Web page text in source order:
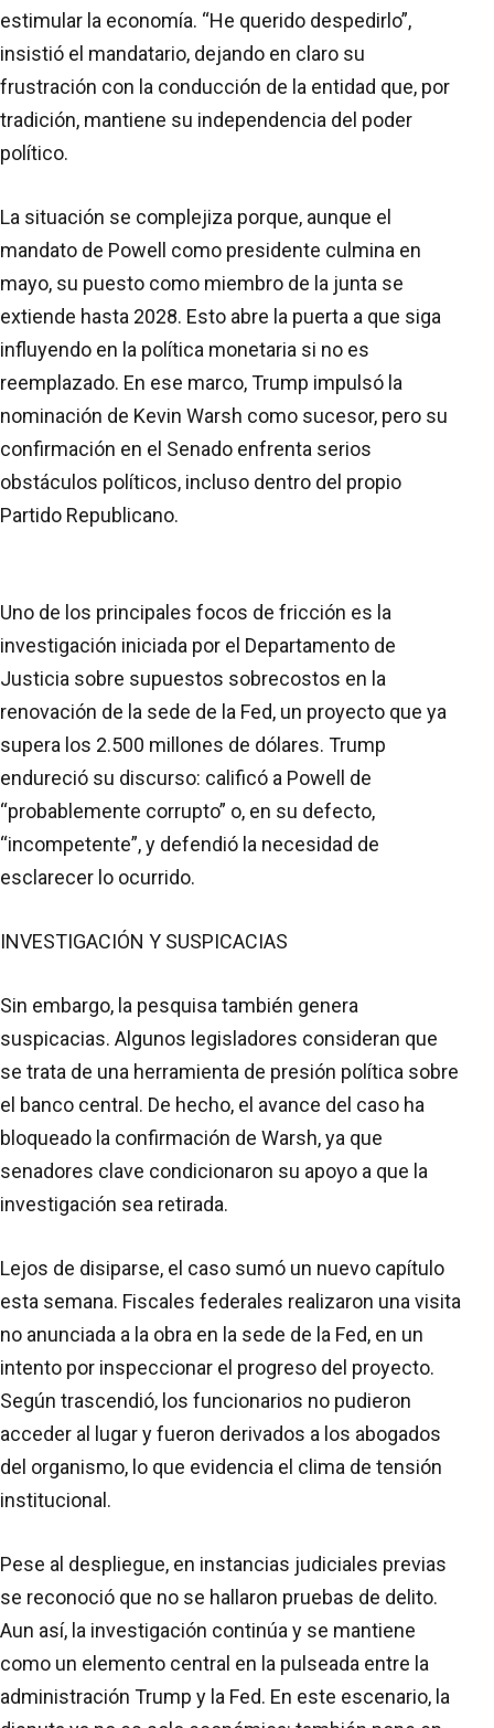
estimular la economía. “He querido despedirlo”,
insistió el mandatario, dejando en claro su
frustración con la conducción de la entidad que, por
tradición, mantiene su independencia del poder
político.
La situación se complejiza porque, aunque el
mandato de Powell como presidente culmina en
mayo, su puesto como miembro de la junta se
extiende hasta 2028. Esto abre la puerta a que siga
influyendo en la política monetaria si no es
reemplazado. En ese marco, Trump impulsó la
nominación de Kevin Warsh como sucesor, pero su
confirmación en el Senado enfrenta serios
obstáculos políticos, incluso dentro del propio
Partido Republicano.
Uno de los principales focos de fricción es la
investigación iniciada por el Departamento de
Justicia sobre supuestos sobrecostos en la
renovación de la sede de la Fed, un proyecto que ya
supera los 2.500 millones de dólares. Trump
endureció su discurso: calificó a Powell de
“probablemente corrupto” o, en su defecto,
“incompetente”, y defendió la necesidad de
esclarecer lo ocurrido.
INVESTIGACIÓN Y SUSPICACIAS
Sin embargo, la pesquisa también genera
suspicacias. Algunos legisladores consideran que
se trata de una herramienta de presión política sobre
el banco central. De hecho, el avance del caso ha
bloqueado la confirmación de Warsh, ya que
senadores clave condicionaron su apoyo a que la
investigación sea retirada.
Lejos de disiparse, el caso sumó un nuevo capítulo
esta semana. Fiscales federales realizaron una visita
no anunciada a la obra en la sede de la Fed, en un
intento por inspeccionar el progreso del proyecto.
Según trascendió, los funcionarios no pudieron
acceder al lugar y fueron derivados a los abogados
del organismo, lo que evidencia el clima de tensión
institucional.
Pese al despliegue, en instancias judiciales previas
se reconoció que no se hallaron pruebas de delito.
Aun así, la investigación continúa y se mantiene
como un elemento central en la pulseada entre la
administración Trump y la Fed. En este escenario, la